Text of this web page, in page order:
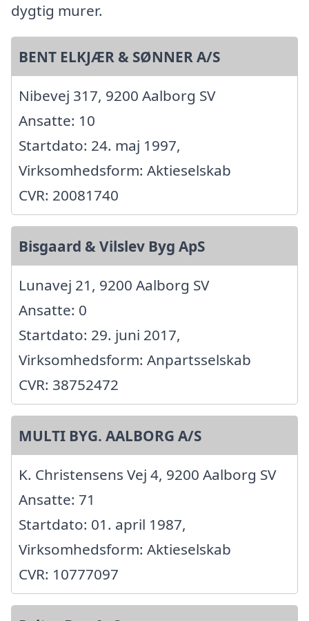
dygtig murer.
BENT ELKJÆR & SØNNER A/S
Nibevej 317, 9200 Aalborg SV
Ansatte: 10
Startdato: 24. maj 1997,
Virksomhedsform: Aktieselskab
CVR: 20081740
Bisgaard & Vilslev Byg ApS
Lunavej 21, 9200 Aalborg SV
Ansatte: 0
Startdato: 29. juni 2017,
Virksomhedsform: Anpartsselskab
CVR: 38752472
MULTI BYG. AALBORG A/S
K. Christensens Vej 4, 9200 Aalborg SV
Ansatte: 71
Startdato: 01. april 1987,
Virksomhedsform: Aktieselskab
CVR: 10777097